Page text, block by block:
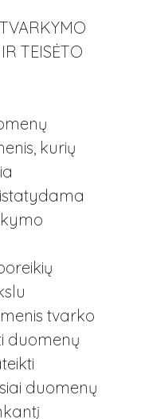
TEISĖTO
kurių
tvarko
duomenų
duomenų